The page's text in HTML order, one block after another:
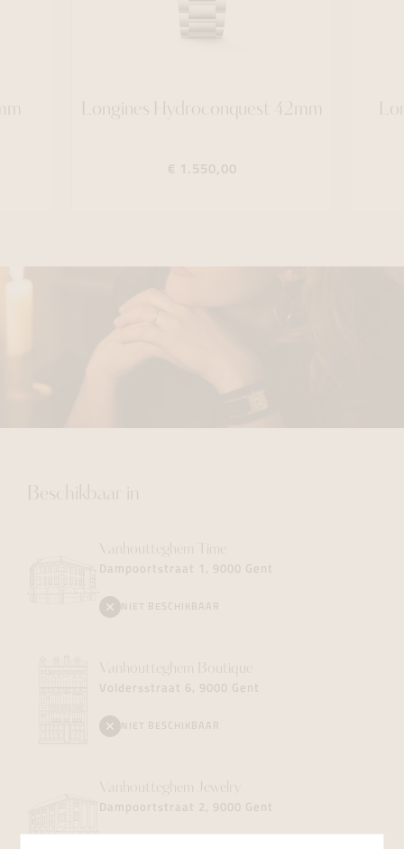
Longines Hydroconquest 42mm
€ 1.550,00
Beschikbaar in
Vanhoutteghem Time
Dampoortstraat 1, 9000 Gent
NIET BESCHIKBAAR
Vanhoutteghem Boutique
Voldersstraat 6, 9000 Gent
NIET BESCHIKBAAR
Vanhoutteghem Jewelry
Dampoortstraat 2, 9000 Gent